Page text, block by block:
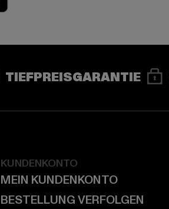
TIEFPREISGARANTIE
KUNDENKONTO
MEIN KUNDENKONTO
BESTELLUNG VERFOLGEN